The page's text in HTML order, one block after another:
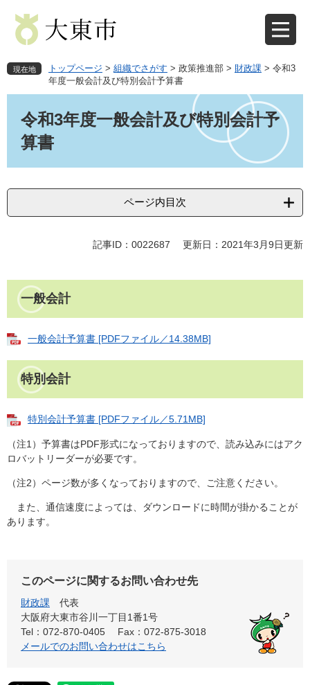
先
で
を
ば
へ
現在地 トップページ > 組織でさがす > 政策推進部 > 財政課 > 令和3
年度一般会計及び特別会計予算書
令和3年度一般会計及び特別会計予
算書
ページ内目次
記事ID：0022687 更新日：2021年3月9日更新
一般会計
一般会計予算書 [PDFファイル／14.38MB]
特別会計
特別会計予算書 [PDFファイル／5.71MB]
（注1）予算書はPDF形式になっておりますので、読み込みにはアク
ロバットリーダーが必要です。
（注2）ページ数が多くなっておりますので、ご注意ください。
また、通信速度によっては、ダウンロードに時間が掛かることが
あります。
このページに関するお問い合わせ先
財政課
代表
大阪府大東市谷川一丁目1番1号
Tel：072-870-0405
Fax：072-875-3018
メールでのお問い合わせはこちら